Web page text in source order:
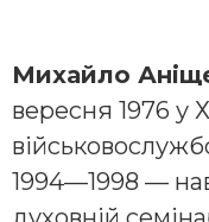
Михайло
вересня 1976 у
1994—1998 —